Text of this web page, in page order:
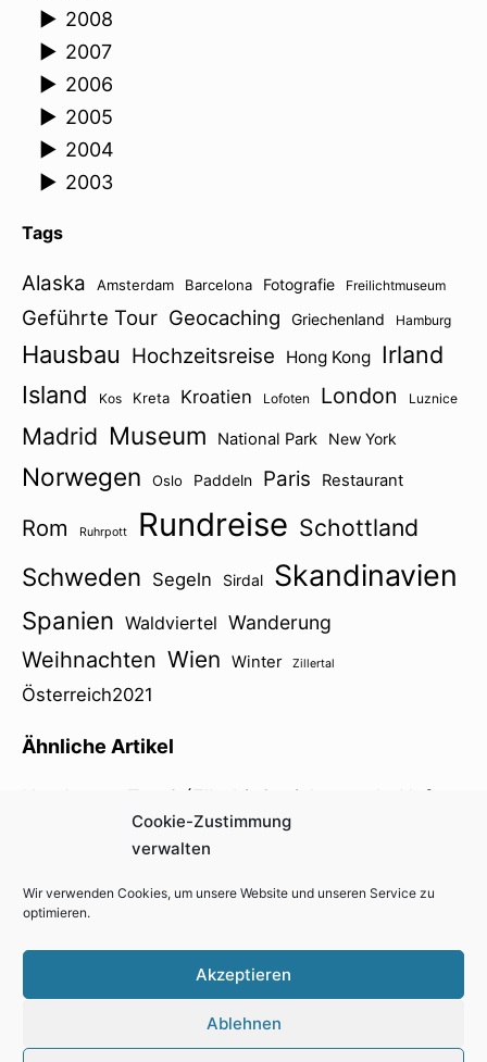
Cookie-Zustimmung
verwalten
Wir verwenden Cookies, um unsere Website und unseren Service zu
optimieren.
Akzeptieren
Ablehnen
► 2008
► 2007
► 2006
► 2005
► 2004
► 2003
Tags
Alaska Amsterdam Barcelona Fotografie Freilichtmuseum
Geführte Tour Geocaching Griechenland Hamburg
Hausbau Hochzeitsreise Hong Kong Irland
Island
Kos Kreta Kroatien Lofoten London Luznice
Madrid Museum National Park New York
Norwegen Oslo Paddeln Paris Restaurant
Rom Ruhrpott Rundreise Schottland
Schweden Segeln Sirdal Skandinavien
Spanien Waldviertel Wanderung
Weihnachten Wien Winter Zillertal
Österreich2021
Ähnliche Artikel
Hamburg – Tag 2 (Elbphi, Speicherstadt, Hafen
City, Michel)
Kontakt Cookie-Richtlinie (EU)
Datenschutzerklärung